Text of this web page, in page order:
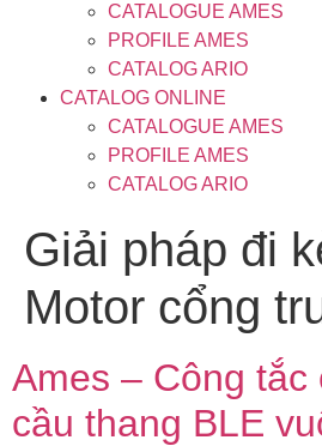
CATALOGUE AMES
PROFILE AMES
CATALOG ARIO
CATALOG ONLINE
CATALOGUE AMES
PROFILE AMES
CATALOG ARIO
Giải pháp đi
Motor cổng
Ames – Công tắc
cầu thang BLE